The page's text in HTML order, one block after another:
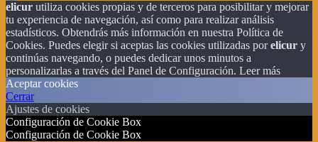
elicur utiliza cookies propias y de terceros para posibilitar y mejorar
tu experiencia de navegación, así como para realizar análisis
estadísticos. Obtendrás más información en nuestra Política de
Cookies. Puedes elegir si aceptas las cookies utilizadas porelicur y
continúas navegando, o puedes dedicar unos minutos a
personalizarlas a través del Panel de Configuración. Leer más
Aceptar cookies
Cerrar
Ajustes de cookies
Configuración de Cookie Box
Configuración de Cookie Box